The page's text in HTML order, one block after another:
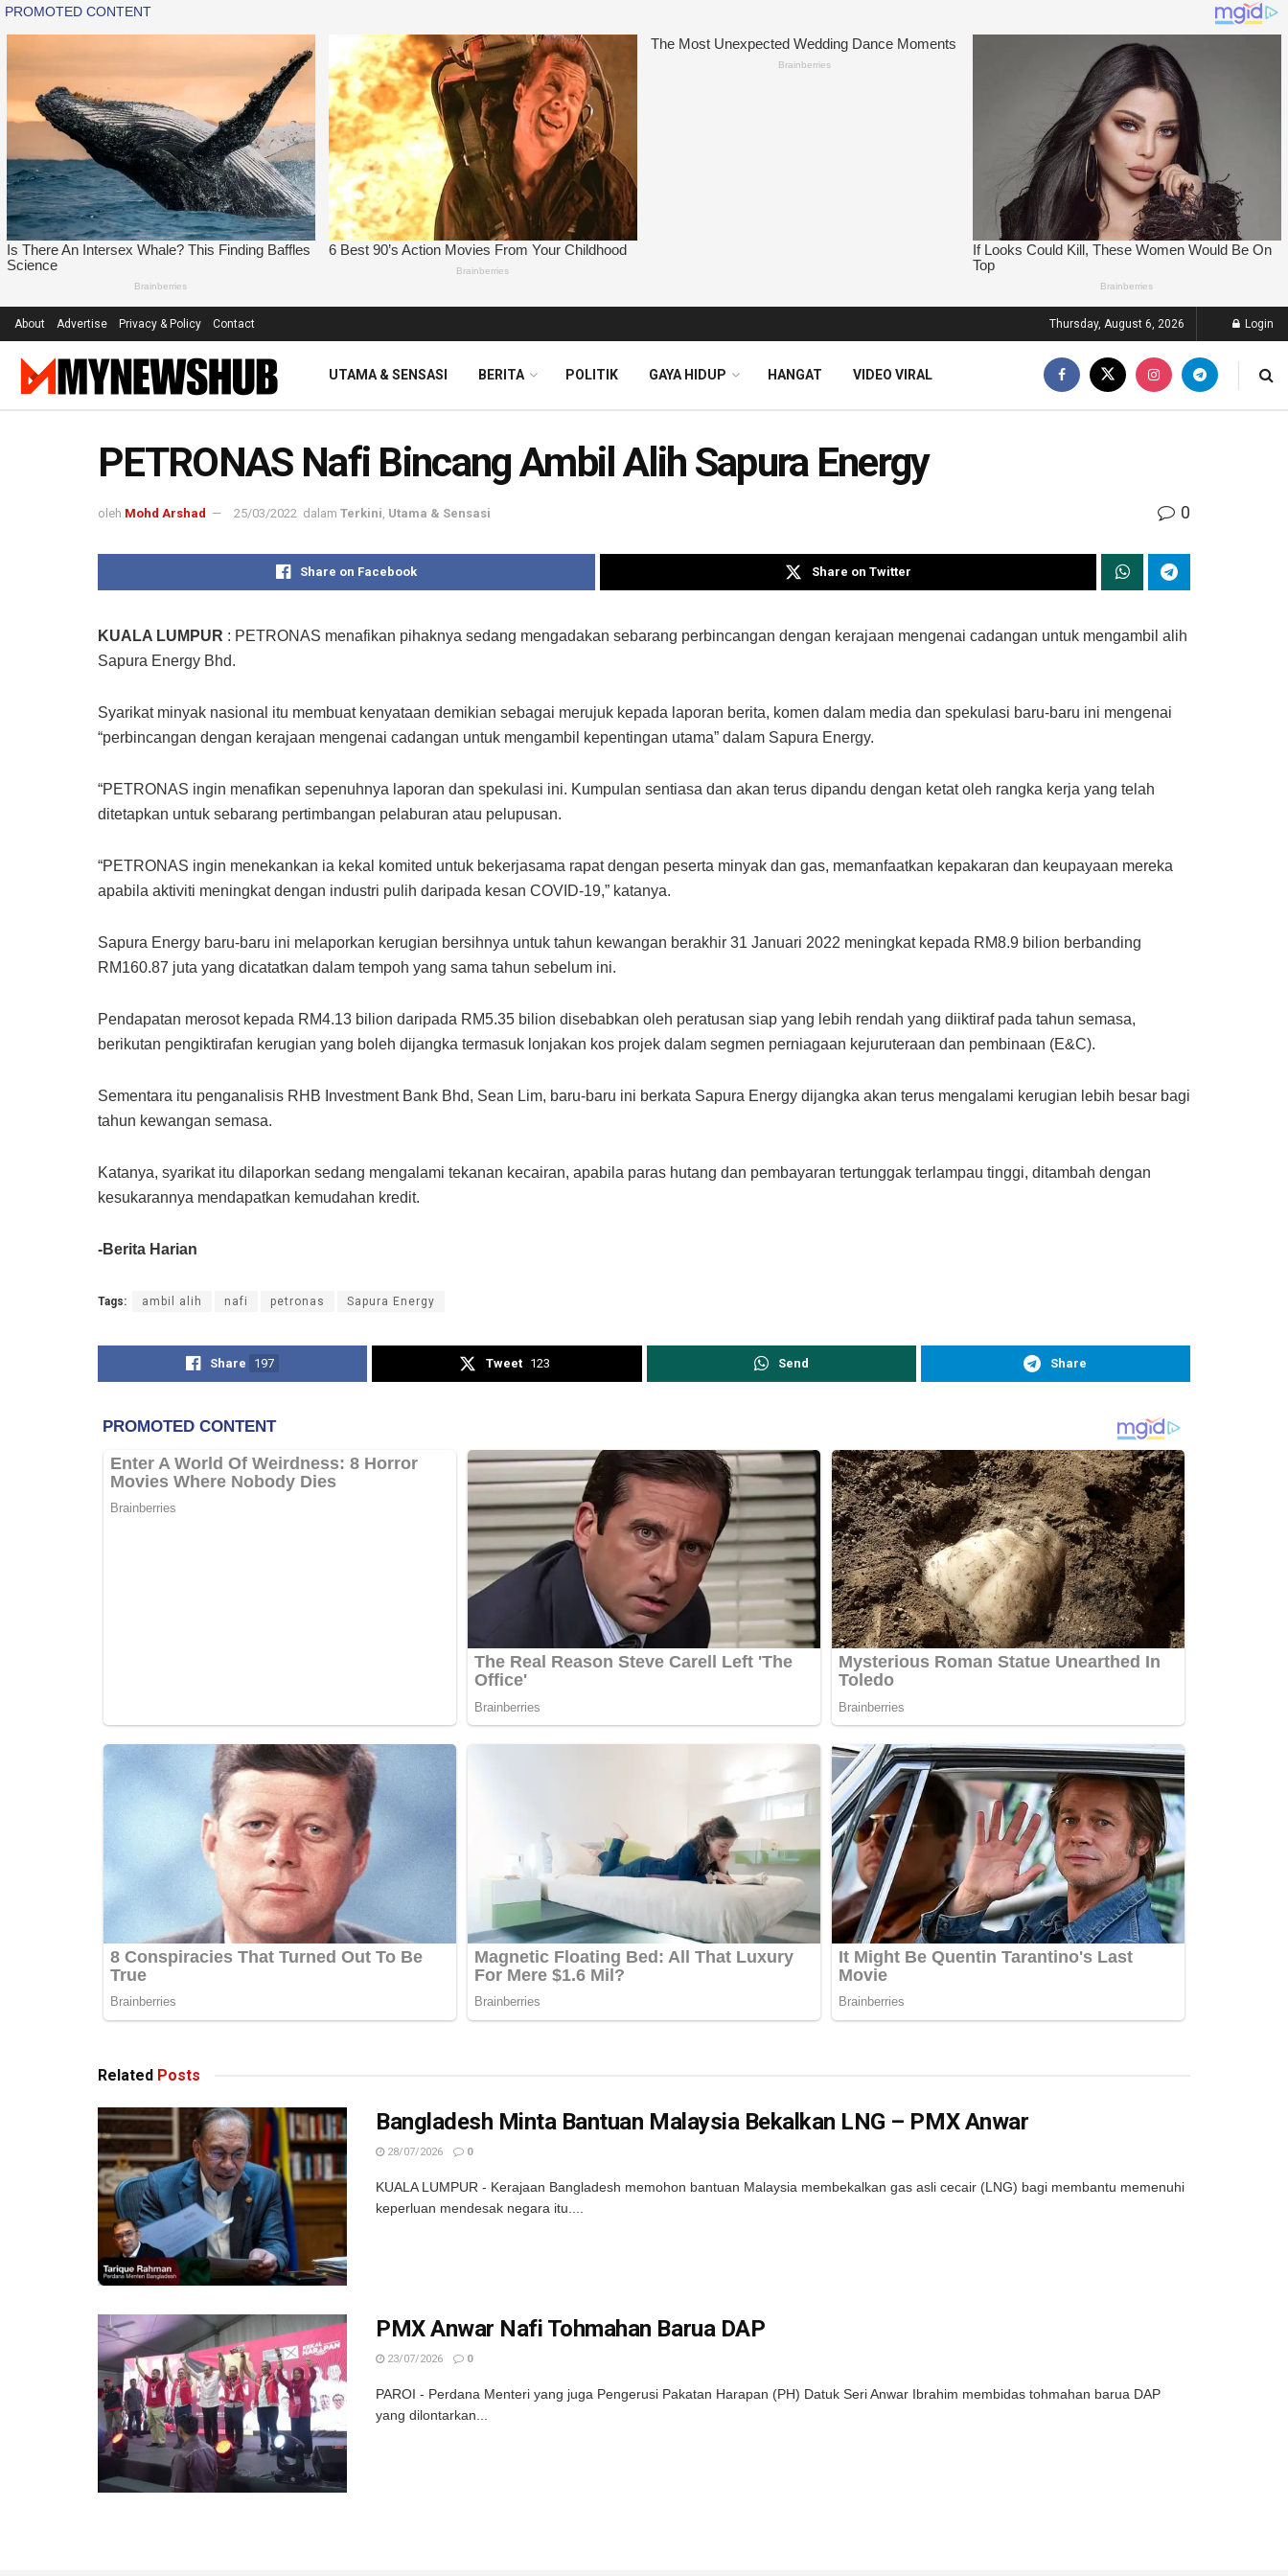
About Advertise Privacy & Policy Contact Thursday, August 6, 2026 Login
UTAMA & SENSASI BERITA POLITIK GAYA HIDUP HANGAT VIDEO VIRAL
PETRONAS Nafi Bincang Ambil Alih Sapura Energy
oleh Mohd Arshad 25/03/2022 dalam Terkini Utama & Sensasi 0
Share on Facebook Share on Twitter
KUALA LUMPUR : PETRONAS menafikan pihaknya sedang mengadakan sebarang perbincangan dengan kerajaan mengenai cadangan untuk mengambil alih
Sapura Energy Bhd.
Syarikat minyak nasional itu membuat kenyataan demikian sebagai merujuk kepada laporan berita, komen dalam media dan spekulasi baru-baru ini mengenai
“perbincangan dengan kerajaan mengenai cadangan untuk mengambil kepentingan utama” dalam Sapura Energy.
“PETRONAS ingin menafikan sepenuhnya laporan dan spekulasi ini. Kumpulan sentiasa dan akan terus dipandu dengan ketat oleh rangka kerja yang telah
ditetapkan untuk sebarang pertimbangan pelaburan atau pelupusan.
“PETRONAS ingin menekankan ia kekal komited untuk bekerjasama rapat dengan peserta minyak dan gas, memanfaatkan kepakaran dan keupayaan mereka
apabila aktiviti meningkat dengan industri pulih daripada kesan COVID-19,” katanya.
Sapura Energy baru-baru ini melaporkan kerugian bersihnya untuk tahun kewangan berakhir 31 Januari 2022 meningkat kepada RM8.9 bilion berbanding
RM160.87 juta yang dicatatkan dalam tempoh yang sama tahun sebelum ini.
Pendapatan merosot kepada RM4.13 bilion daripada RM5.35 bilion disebabkan oleh peratusan siap yang lebih rendah yang diiktiraf pada tahun semasa,
berikutan pengiktirafan kerugian yang boleh dijangka termasuk lonjakan kos projek dalam segmen perniagaan kejuruteraan dan pembinaan (E&C).
Sementara itu penganalisis RHB Investment Bank Bhd, Sean Lim, baru-baru ini berkata Sapura Energy dijangka akan terus mengalami kerugian lebih besar bagi
tahun kewangan semasa.
Katanya, syarikat itu dilaporkan sedang mengalami tekanan kecairan, apabila paras hutang dan pembayaran tertunggak terlampau tinggi, ditambah dengan
kesukarannya mendapatkan kemudahan kredit.
-Berita Harian
Tags: ambil alih nafi petronas Sapura Energy
Share 197 Tweet 123 Send Share
Related Posts
Bangladesh Minta Bantuan Malaysia Bekalkan LNG – PMX Anwar
28/07/2026 0
KUALA LUMPUR - Kerajaan Bangladesh memohon bantuan Malaysia membekalkan gas asli cecair (LNG) bagi membantu memenuhi
keperluan mendesak negara itu....
PMX Anwar Nafi Tohmahan Barua DAP
23/07/2026 0
PAROI - Perdana Menteri yang juga Pengerusi Pakatan Harapan (PH) Datuk Seri Anwar Ibrahim membidas tohmahan barua DAP
yang dilontarkan...